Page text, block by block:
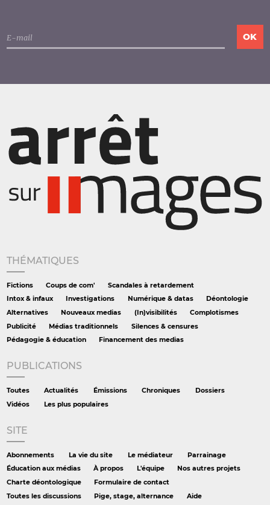
THÉMATIQUES
Fictions Coups de com'
Scandales à retardement
Intox & infaux
Investigations Numérique & datas
Déontologie
Alternatives
Nouveaux medias (In)visibilités
Complotismes
Publicité
Médias traditionnels
Silences & censures
Pédagogie & éducation
Financement des medias
PUBLICATIONS
Toutes Actualités Émissions Chroniques
Dossiers
Vidéos
Les plus populaires
SITE
Abonnements La vie du site Le médiateur
Parrainage
Éducation aux médias
À propos L'équipe
Nos autres projets
Charte déontologique
Formulaire de contact
Toutes les discussions
Pige, stage, alternance
Aide